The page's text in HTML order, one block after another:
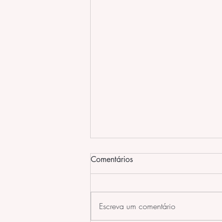
Comentários
Escreva um comentário